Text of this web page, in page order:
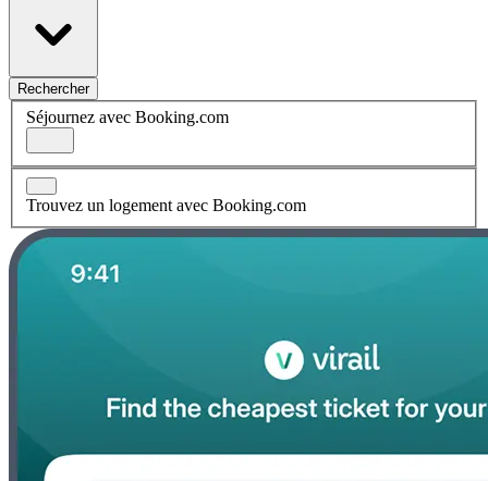
Rechercher
Séjournez avec Booking.com
Trouvez un logement avec Booking.com